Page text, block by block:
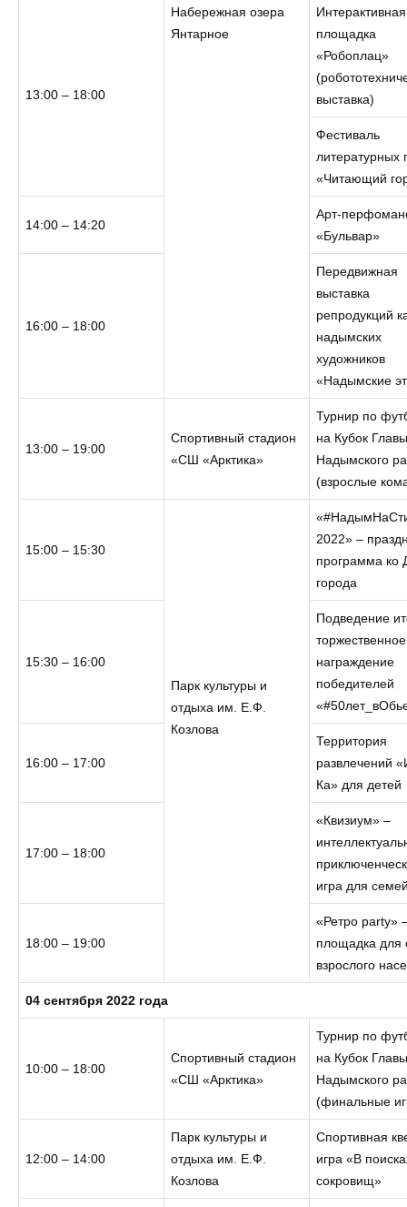
Набережная озера
Янтарное
13:00 – 18:00
Интерактивная
площадка
«Робоплац»
выставка)
Фестиваль
литературных
«Читающий
14:00 – 14:20
Арт-
«Бульвар»
16:00 – 18:00
Передвижная
выставка
репродукций
надымских
художников
«Надымские
13:00 – 19:00
Спортивный стадион
«СШ «Арктика»
Турнир по
на Кубок
Надымского
(взрослые
15:00 – 15:30
Парк культуры и
отдыха им. Е.Ф.
Козлова
2022» –
программа ко
города
15:30 – 16:00
Подведение
торжественное
награждение
победителей
16:00 – 17:00
Территория
развлечений
Ка» для детей
17:00 – 18:00
«Квизиум» –
игра для
18:00 – 19:00
«Ретро party»
площадка для
взрослого
04 сентября 2022 года
10:00 – 18:00
Спортивный стадион
«СШ «Арктика»
Турнир по
на Кубок
Надымского
(финальные
12:00 – 14:00
Парк культуры и
отдыха им. Е.Ф.
Козлова
Спортивная
игра «В
сокровищ»